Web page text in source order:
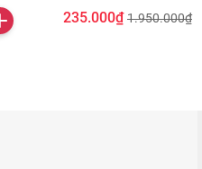
235.000₫ 1.950.000₫